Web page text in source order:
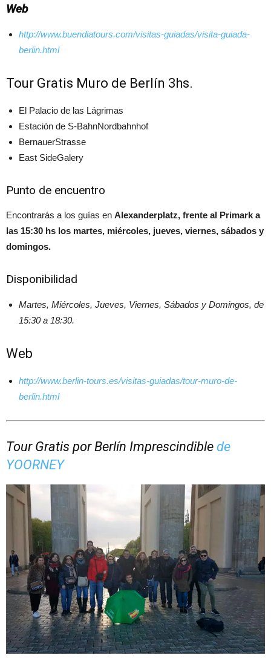
Web
http://www.buendiatours.com/visitas-guiadas/visita-guiada-
berlin.html
Tour Gratis Muro de Berlín 3hs.
El Palacio de las Lágrimas
Estación de S-BahnNordbahnhof
BernauerStrasse
East SideGalery
Punto de encuentro
Encontrarás a los guías en Alexanderplatz, frente al Primark a
las 15:30 hs los martes, miércoles, jueves, viernes, sábados y
domingos.
Disponibilidad
Martes, Miércoles, Jueves, Viernes, Sábados y Domingos, de
15:30 a 18:30.
Web
http://www.berlin-tours.es/visitas-guiadas/tour-muro-de-
berlin.html
Tour Gratis por Berlín Imprescindible de
YOORNEY